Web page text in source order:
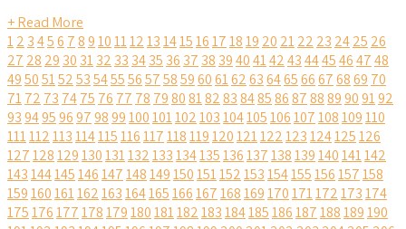
+ Read More
12 3456 78910111213141516171819 20 2122 23 2425 26
27 28 29 30 3132 33 3435 36 37 38 39404142434445464748
495051525354555657585960616263646566676869 70
7172 73 7475 76 77 78 7980818283848586878889909192
93949596979899100101102103104105106107108109110
111112113114115116117118119120121122123124125126
127128129130131132133134135136137138139140141142
143144145146147148149150151152153154155156157158
159160161162163164165166167168169170171172173174
175176177178179180181182183184185186187188189190